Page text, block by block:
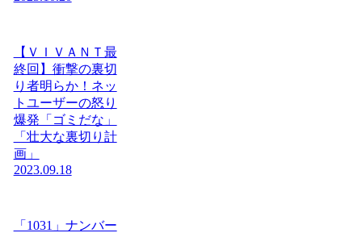
【ＶＩＶＡＮＴ最
終回】衝撃の裏切
り者明らか！ネッ
トユーザーの怒り
爆発「ゴミだな」
「壮大な裏切り計
画」
2023.09.18
「1031」ナンバー